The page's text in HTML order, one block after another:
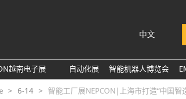
中文
English
Tiếng Việt
ภาษาไทย
同期活
越南电子展
越南展 运输指南
自动化展 智能机器人博览会
6-14 智能工厂展NEPCON|上海市打造“中国智